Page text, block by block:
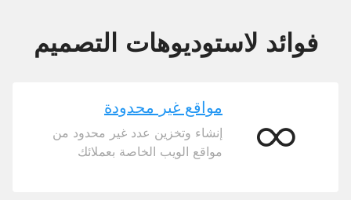
فوائد لاستوديوهات التصميم
مواقع
مواقع غير محدودة
إنشاء وتخزين عدد غير محدود من
مواقع الويب الخاصة بعملائك